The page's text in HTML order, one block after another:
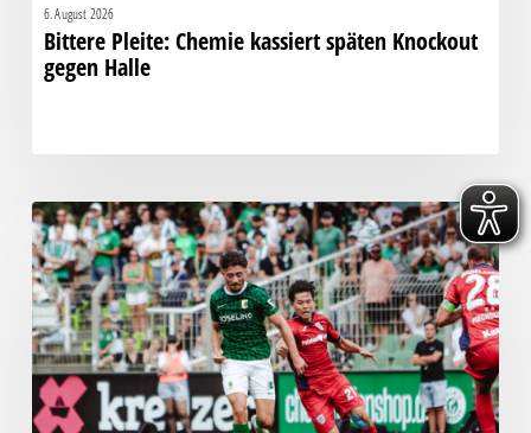
6. August 2026
Bittere Pleite: Chemie kassiert späten Knockout
gegen Halle
“Einer
für
alle,
alle
für
einen!”
–
Chemie